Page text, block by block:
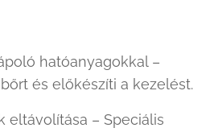
hatóanyagokkal –
és előkészíti a kezelést.
eltávolítása – Speciális